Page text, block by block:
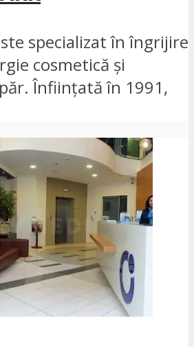
specializat în îngrijire
cosmetică și
Înființată în 1991,